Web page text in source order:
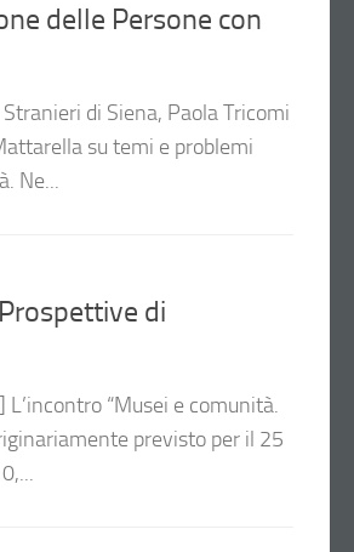
delle Persone con
di Siena, Paola Tricomi
su temi e problemi
Ne...
di
“Musei e comunità.
previsto per il 25